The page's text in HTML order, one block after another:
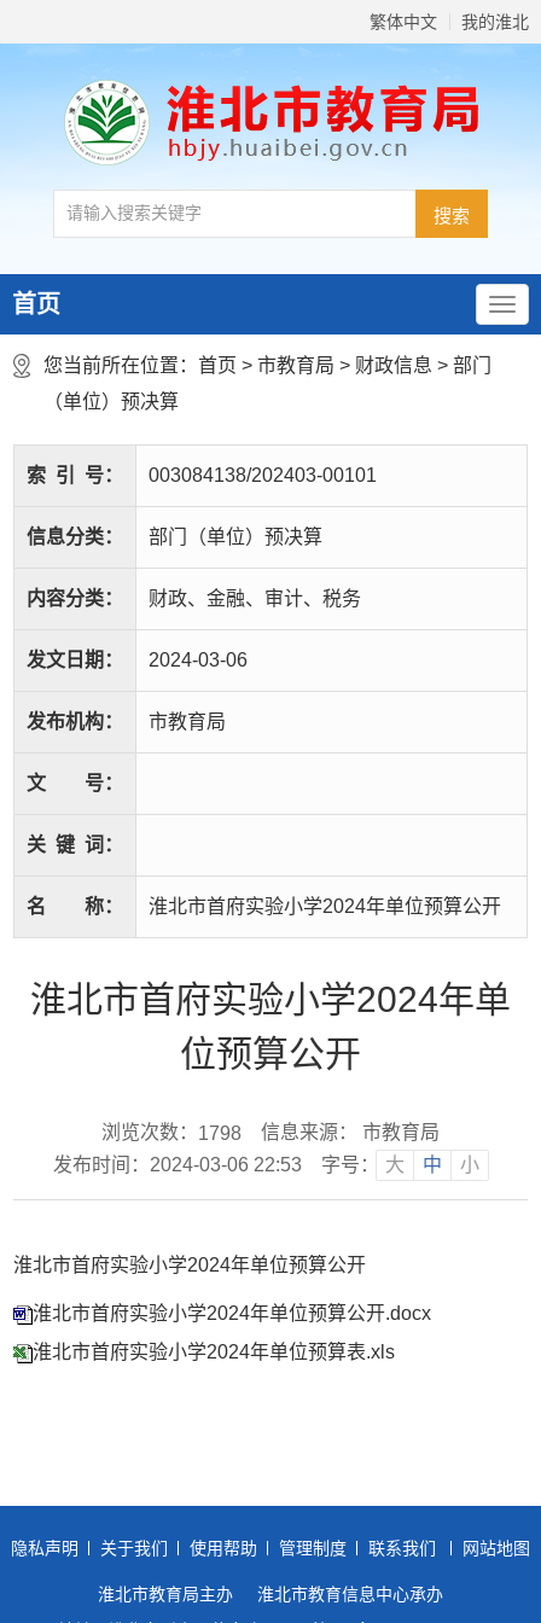
繁体中文 我的淮北
首页
您当前所在位置： 首页 > 市教育局 > 财政信息 > 部门
（单位）预决算
索 引 号： 003084138/202403-00101
信息分类： 部门（单位）预决算
内容分类： 财政、金融、审计、税务
发文日期： 2024-03-06
发布机构： 市教育局
文 号：
关 键 词：
名 称： 淮北市首府实验小学2024年单位预算公开
淮北市首府实验小学2024年单
位预算公开
浏览次数： 1798
信息来源： 市教育局
发布时间：2024-03-06 22:53
字号： 大 中 小
淮北市首府实验小学2024年单位预算公开
淮北市首府实验小学2024年单位预算公开.docx
淮北市首府实验小学2024年单位预算表.xls
隐私声明 关于我们 使用帮助 管理制度 联系我们 网站地图
淮北市教育局主办
淮北市教育信息中心承办